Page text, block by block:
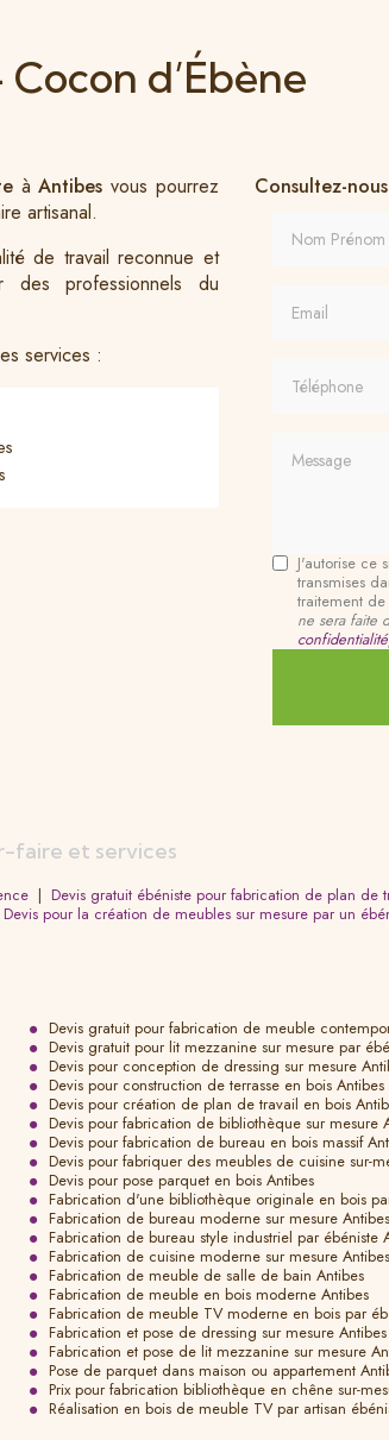
d’Ébène
àAntibes vous pourrez
artisanal.
de travail reconnue et
des professionnels du
services :
Consultez-
J'autorise ce
transmises
traitement
ne sera faite
confidentialité
faire et services
| Devis gratuit ébéniste pour fabrication de plan de
Devis pour la création de meubles sur mesure par un
Devis gratuit pour fabrication de meuble
Devis gratuit pour lit mezzanine sur mesure par
Devis pour conception de dressing sur mesure
Devis pour construction de terrasse en bois Antibes
Devis pour création de plan de travail en bois
Devis pour fabrication de bibliothèque sur mesure
Devis pour fabrication de bureau en bois massif
Devis pour fabriquer des meubles de cuisine sur-
Devis pour pose parquet en bois Antibes
Fabrication d'une bibliothèque originale en bois
Fabrication de bureau moderne sur mesure Antibes
Fabrication de bureau style industriel par ébéniste
Fabrication de cuisine moderne sur mesure Antibes
Fabrication de meuble de salle de bain Antibes
Fabrication de meuble en bois moderne Antibes
Fabrication de meuble TV moderne en bois par
Fabrication et pose de dressing sur mesure Antibes
Fabrication et pose de lit mezzanine sur mesure
Pose de parquet dans maison ou appartement
Prix pour fabrication bibliothèque en chêne sur-
Réalisation en bois de meuble TV par artisan